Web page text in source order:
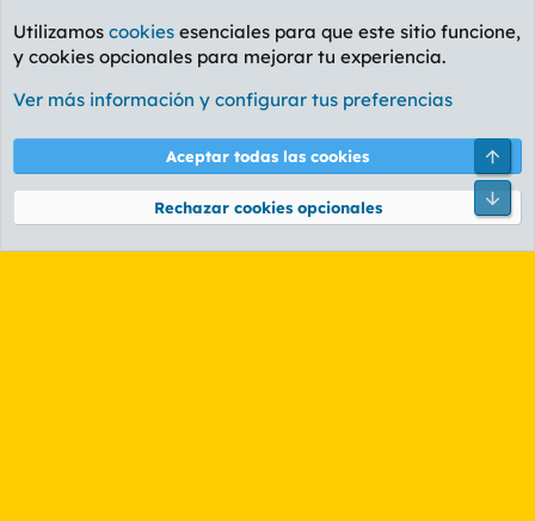
Etiquetas
Cookies
PL OLDSTYLE AMARILLO
Términos y reglas Política de privacidad Ayuda
Community platform by XenForo® © 2010-2026 XenForo Ltd.
Utilizamos cookies esenciales para que este sitio funcione,
y cookies opcionales para mejorar tu experiencia.
Ver más información y configurar tus preferencias
Aceptar todas las cookies
Rechazar cookies opcionales
Pie